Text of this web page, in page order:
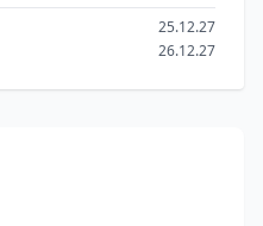
25.12.27
26.12.27